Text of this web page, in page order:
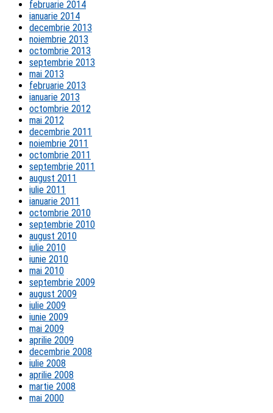
februarie 2014
ianuarie 2014
decembrie 2013
noiembrie 2013
octombrie 2013
septembrie 2013
mai 2013
februarie 2013
ianuarie 2013
octombrie 2012
mai 2012
decembrie 2011
noiembrie 2011
octombrie 2011
septembrie 2011
august 2011
iulie 2011
ianuarie 2011
octombrie 2010
septembrie 2010
august 2010
iulie 2010
iunie 2010
mai 2010
septembrie 2009
august 2009
iulie 2009
iunie 2009
mai 2009
aprilie 2009
decembrie 2008
iulie 2008
aprilie 2008
martie 2008
mai 2000